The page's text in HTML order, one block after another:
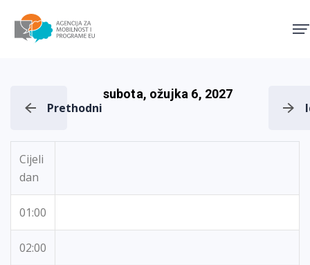
Prethodni
subota, ožujka 6, 2027
Cijeli
dan
01:00
02:00